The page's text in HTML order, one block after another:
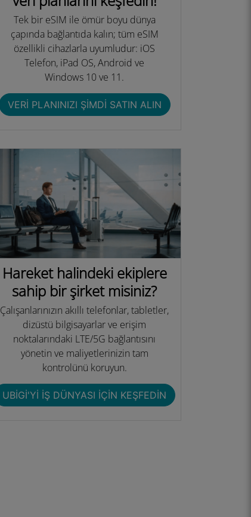
Tek bir eSIM ile ömür boyu dünya
çapında bağlantıda kalın; tüm eSIM
özellikli cihazlarla uyumludur: iOS
Telefon, iPad OS, Android ve
Windows 10 ve 11.​
VERI PLANINIZI ŞIMDI SATIN ALIN​
Hareket halindeki ekiplere
sahip bir şirket misiniz?
Çalışanlarınızın akıllı telefonlar, tabletler,
dizüstü bilgisayarlar ve erişim
noktalarındaki LTE/5G bağlantısını
yönetin ve maliyetlerinizin tam
kontrolünü koruyun.
UBIGI'YI İŞ DÜNYASI IÇIN KEŞFEDIN